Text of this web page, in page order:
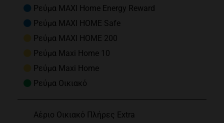
Ρεύμα MAXI Home Energy Reward
Ρεύμα MAXI HOME Safe
Ρεύμα MAXI HOME 200
Ρεύμα Maxi Home 10
Ρεύμα Maxi Home
Ρεύμα Οικιακό
Αέριο Οικιακό Πλήρες Extra